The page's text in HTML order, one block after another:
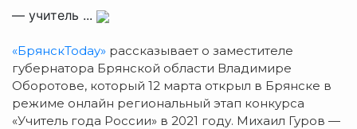
— учитель ...
«БрянскToday» рассказывает о заместителе
губернатора Брянской области Владимире
Оборотове, который 12 марта открыл в Брянске в
режиме онлайн региональный этап конкурса
«Учитель года России» в 2021 году. Михаил Гуров —